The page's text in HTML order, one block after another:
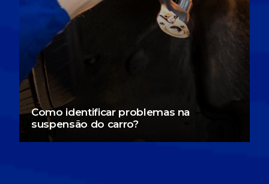
Como identificar problemas na
suspensão do carro?